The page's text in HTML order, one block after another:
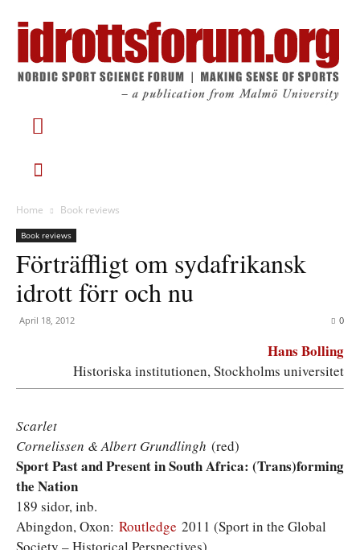
Home Book reviews
Book reviews
Förträffligt om sydafrikansk
idrott förr och nu
April 18, 2012 0
Hans Bolling
Historiska institutionen, Stockholms universitet
Scarlet
Cornelissen & Albert Grundlingh (red)
Sport Past and Present in South Africa: (Trans)forming
the Nation
189 sidor, inb.
Abingdon, Oxon: Routledge 2011 (Sport in the Global